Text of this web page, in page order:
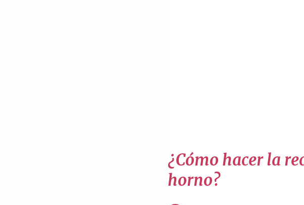
¿Cómo hacer la
horno?